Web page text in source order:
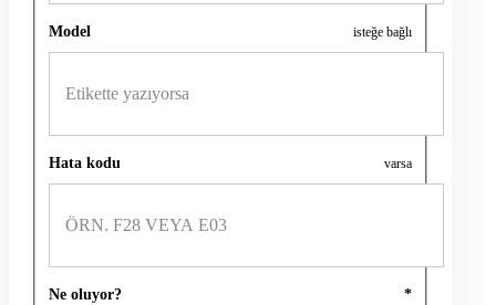
Model isteğe bağlı
Hata kodu varsa
Ne oluyor? *